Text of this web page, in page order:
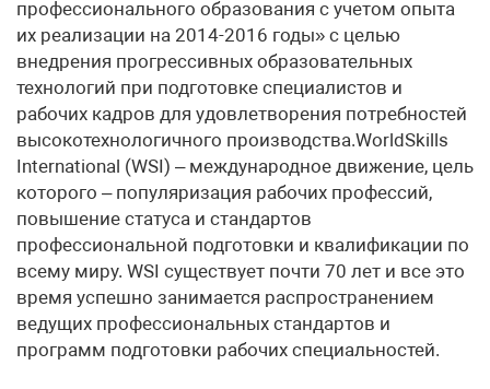
профессионального образования с учетом опыта
их реализации на 2014-2016 годы» с целью
внедрения прогрессивных образовательных
технологий при подготовке специалистов и
рабочих кадров для удовлетворения потребностей
высокотехнологичного производства.WorldSkills
International (WSI) – международное движение, цель
которого – популяризация рабочих профессий,
повышение статуса и стандартов
профессиональной подготовки и квалификации по
всему миру. WSI существует почти 70 лет и все это
время успешно занимается распространением
ведущих профессиональных стандартов и
программ подготовки рабочих специальностей.